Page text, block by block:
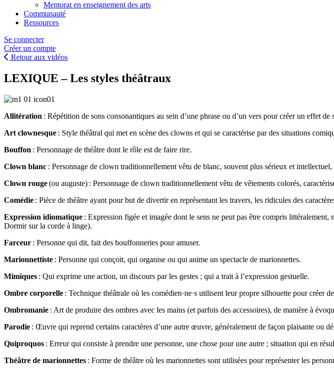
Mentorat en enseignement des arts
Communauté
Ressources
Se connecter
Créer un compte
Retour aux vidéos
LEXIQUE – Les styles théâtraux
Allitération : Répétition de sons consonantiques au sein d’une phrase ou d’un vers pour créer un effet
Art clownesque : Style théâtral qui met en scène des clowns et qui se caractérise par des situations
Bouffon : Personnage de théâtre dont le rôle est de faire rire.
Clown blanc : Personnage de clown traditionnellement vêtu de blanc, souvent plus sérieux et
Clown rouge(ou auguste) : Personnage de clown traditionnellement vêtu de vêtements colorés,
Comédie : Pièce de théâtre ayant pour but de divertir en représentant les travers, les ridicules des
Expression idiomatique : Expression figée et imagée dont le sens ne peut pas être compris
Dormir sur la corde à linge).
Farceur : Personne qui dit, fait des bouffonneries pour amuser.
Marionnettiste : Personne qui conçoit, qui organise ou qui anime un spectacle de marionnettes.
Mimiques : Qui exprime une action, un discours par les gestes ; qui a trait à l’expression gestuelle.
Ombre corporelle : Technique théâtrale où les comédien·ne·s utilisent leur propre silhouette pour créer
Ombromanie : Art de produire des ombres avec les mains (et parfois des accessoires), de manière à
Parodie : Œuvre qui reprend certains caractères d’une autre œuvre, généralement de façon plaisante ou
Quiproquos : Erreur qui consiste à prendre une personne, une chose pour une autre ; situation qui en
Théâtre de marionnettes : Forme de théâtre où les marionnettes sont utilisées pour représenter les